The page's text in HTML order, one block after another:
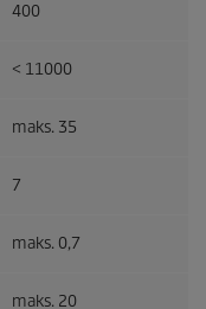
400
< 11000
maks. 35
7
maks. 0,7
maks. 20